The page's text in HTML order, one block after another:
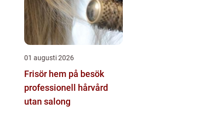
01 augusti 2026
Frisör hem på besök
professionell hårvård
utan salong